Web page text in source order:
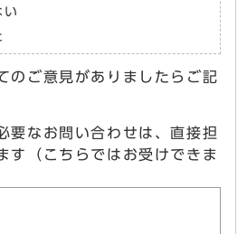
い
のご意見がありましたらご記
要なお問い合わせは、直接担
す（こちらではお受けできま